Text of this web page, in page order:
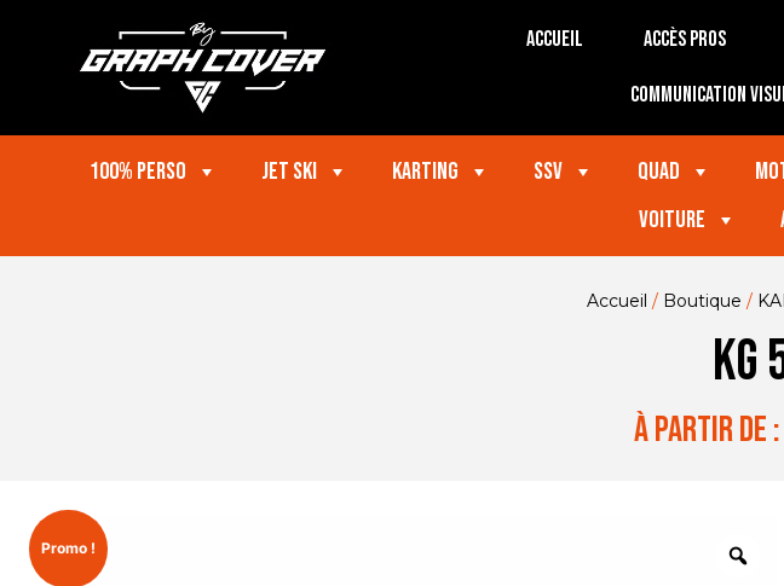
Accueil Accès Pros
Communication
100% perso Jet ski Karting SSV Quad
VOITURE
Accueil / Boutique /
KG
à partir de :
Promo !